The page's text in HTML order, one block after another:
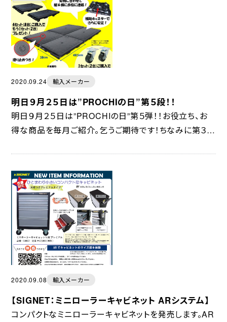
2020.09.24 輸入メーカー
明日９月２５日は”PROCHIの日”第５段！！
明日９月２５日は”PROCHIの日”第５弾！！お役立ち、お
得な商品を毎月ご紹介。乞うご期待です！ちなみに第３弾
2020.09.08 輸入メーカー
【SIGNET：ミニローラーキャビネット ARシステム】
コンパクトなミニローラーキャビネットを発売します。AR